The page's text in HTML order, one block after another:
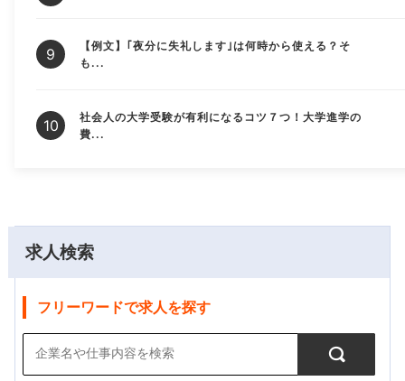
求人検索
フリーワードで求人を探す
【例文】｢夜分に失礼します｣は何時から使える？そ
も...
社会人の大学受験が有利になるコツ７つ！大学進学の
費...